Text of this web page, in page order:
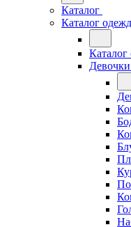
Каталог
Каталог